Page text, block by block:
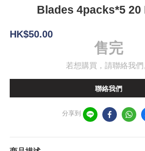
Blades 4packs*5 20
HK$50.00
售完
若想購買，請聯絡我們
聯絡我們
分享到